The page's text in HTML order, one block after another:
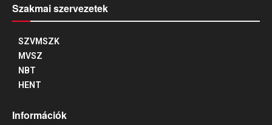
Szakmai szervezetek
SZVMSZK
MVSZ
NBT
HENT
Információk